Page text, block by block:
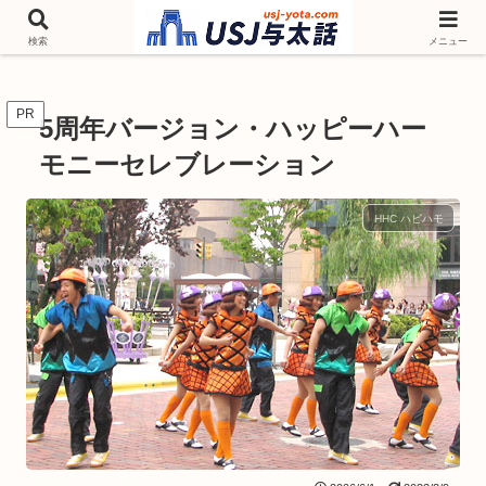
チケットやシーズンイベント ニンテンドーワールド アトラクションなどユニ
バを歩いて情報収集しています
PR 5周年バージョン・ハッピーハー
モニーセレブレーション
HHC ハピハモ
検索 メニュー